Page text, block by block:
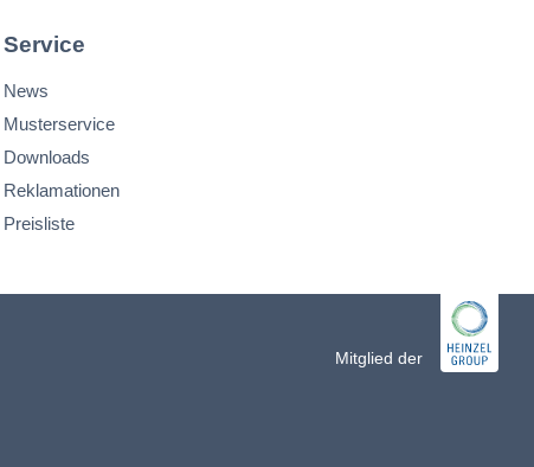
Service
News
Musterservice
Downloads
Reklamationen
Preisliste
Mitglied der